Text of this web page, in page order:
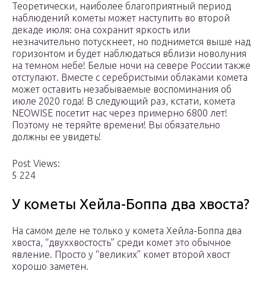
Теоретически, наиболее благоприятный период
наблюдений кометы может наступить во второй
декаде июля: она сохранит яркость или
незначительно потускнеет, но поднимется выше над
горизонтом и будет наблюдаться вблизи новолуния
на темном небе! Белые ночи на севере России также
отступают. Вместе с серебристыми облаками комета
может оставить незабываемые воспоминания об
июле 2020 года! В следующий раз, кстати, комета
NEOWISE посетит нас через примерно 6800 лет!
Поэтому не теряйте времени! Вы обязательно
должны ее увидеть!
Post Views:
5 224
У кометы Хейла-Боппа два хвоста?
На самом деле не только у комета Хейла-Боппа два
хвоста, “двуххвостость” среди комет это обычное
явление. Просто у “великих” комет второй хвост
хорошо заметен.